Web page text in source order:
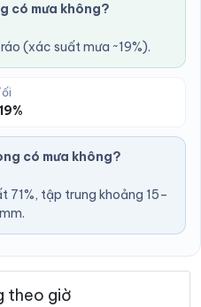
có mưa không?
(xác suất mưa ~19%).
có mưa không?
71%, tập trung khoảng 15–
theo giờ